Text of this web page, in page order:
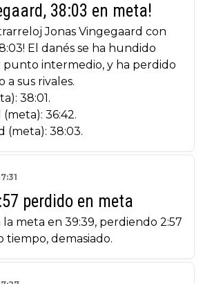
38:03 en meta!
Jonas Vingegaard con
El danés se ha hundido
punto intermedio, y ha perdido
sus rivales.
38:01.
36:42.
(meta): 38:03.
perdido en meta
la meta en 39:39, perdiendo 2:57
tiempo, demasiado.